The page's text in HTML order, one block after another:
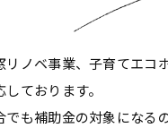
リノベ事業、子育てエコ
ております。
でも補助金の対象になる